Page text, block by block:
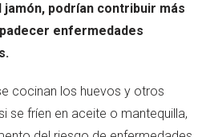
jamón, podrían contribuir más
enfermedades
cocinan los huevos y otros
se fríen en aceite o mantequilla,